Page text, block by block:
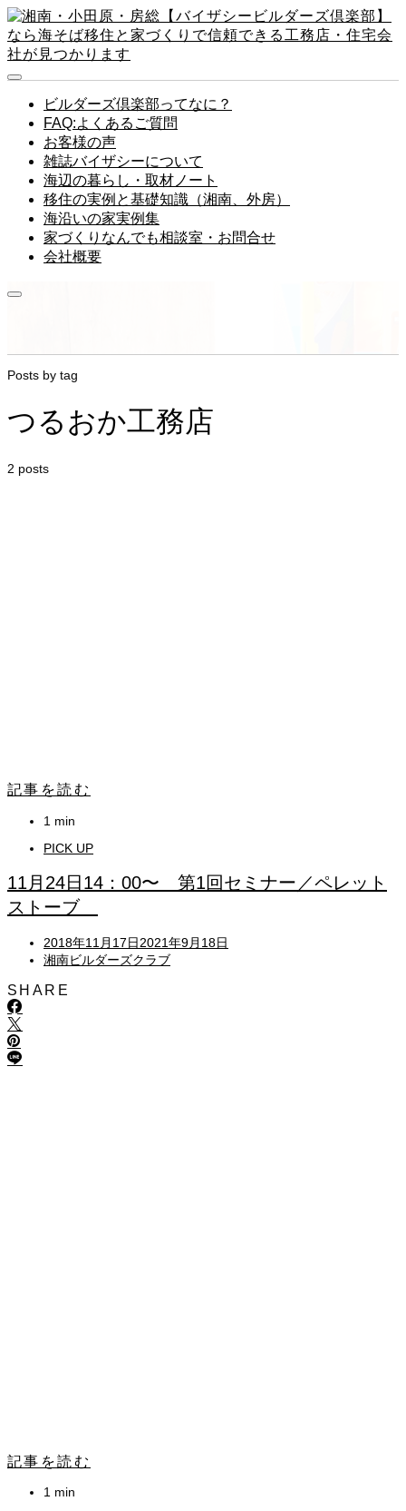
ビルダーズ倶楽部ってなに？
FAQ:よくあるご質問
お客様の声
雑誌バイザシーについて
海辺の暮らし・取材ノート
移住の実例と基礎知識（湘南、外房）
海沿いの家実例集
家づくりなんでも相談室・お問合せ
会社概要
Posts by tag
つるおか工務店
2 posts
記事を読む
1 min
PICK UP
11月24日14：00〜 第1回セミナー／ペレット
ストーブ
Posted
on
2018年11月17日2021年9月18日
湘南ビルダーズクラブ
SHARE
記事を読む
1 min